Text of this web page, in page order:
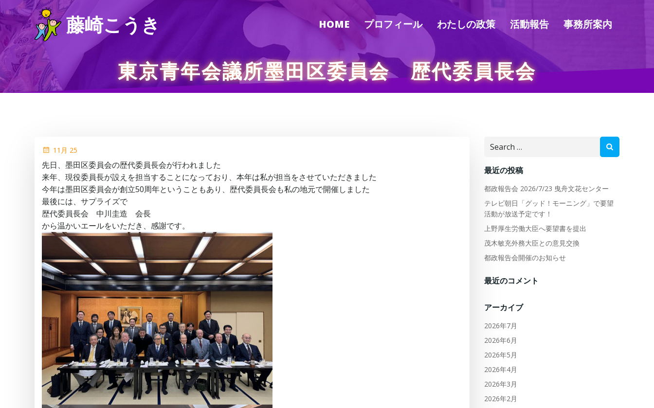
ン
テ
ン
ツ
ス
キ
藤崎こうき HOME プロフィール わたしの政策 活動報告 事務所案内
東京青年会議所墨田区委員会 歴代委員長会
11月 25
先日、墨田区委員会の歴代委員長会が行われました
来年、現役委員長が設えを担当することになっており、本年は私が担当をさせていただきました
今年は墨田区委員会が創立50周年ということもあり、歴代委員長会も私の地元で開催しました
最後には、サプライズで
歴代委員長会 中川圭造 会長
から温かいエールをいただき、感謝です。
Search
最近の投稿
都政報告会 2026/7/23 曳舟文花センター
テレビ朝日「グッド！モーニング」で要望
活動が放送予定です！
上野厚生労働大臣へ要望書を提出
茂木敏充外務大臣との意見交換
都政報告会開催のお知らせ
最近のコメント
アーカイブ
2026年7月
2026年6月
2026年5月
2026年4月
2026年3月
2026年2月